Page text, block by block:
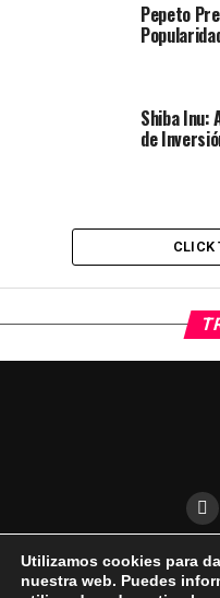
Pepeto
Shiba Inu:
de
CLICK
QUÍENES SOMOS CONDICIONES
Utilizamos cookies para
nuestra web. Puedes